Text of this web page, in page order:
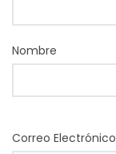
Nombre
Correo Electrónico